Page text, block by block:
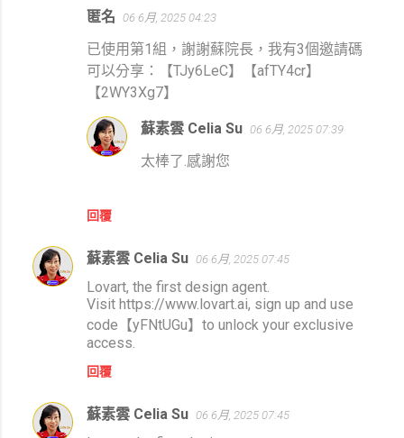
匿名 06 6月, 2025 04:23
已使用第1組，謝謝蘇院長，我有3個邀請碼
可以分享：【TJy6LeC】【afTY4cr】
【2WY3Xg7】
回覆
蘇素雲 Celia Su 06 6月, 2025 07:39
太棒了.感謝您
蘇素雲 Celia Su 06 6月, 2025 07:45
Lovart, the first design agent.
Visit https://www.lovart.ai, sign up and use
code【yFNtUGu】to unlock your exclusive
access.
回覆
蘇素雲 Celia Su 06 6月, 2025 07:45